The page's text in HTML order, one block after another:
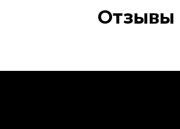
Отзывы